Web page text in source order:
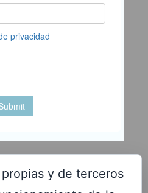
y de terceros